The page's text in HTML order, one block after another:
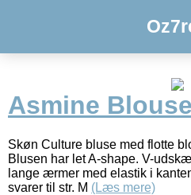
Asmine
Skøn Culture bluse med flotte
Blusen har let A-shape. V-
lange ærmer med elastik i
svarer til str. M (Læs mere)